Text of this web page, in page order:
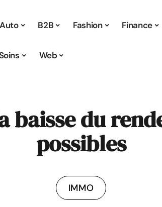
Auto B2B Fashion Finance
Web
baisse du
possibles
IMMO